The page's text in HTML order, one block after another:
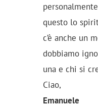
questo lo
c’è anche un
dobbiamo
una e chi si
Ciao,
Emanuele